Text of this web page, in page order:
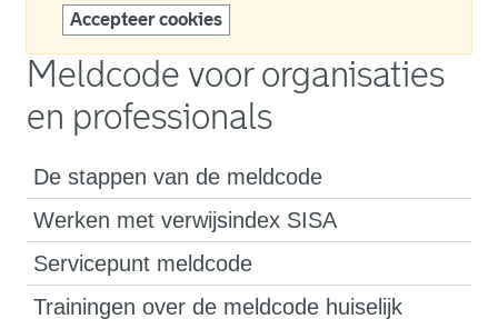
Accepteer cookies
Meldcode voor organisaties
en professionals
De stappen van de meldcode
Werken met verwijsindex SISA
Servicepunt meldcode
Trainingen over de meldcode huiselijk